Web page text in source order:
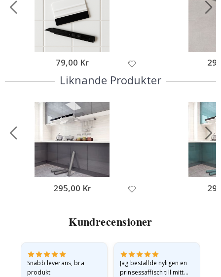
79,00 Kr
Liknande Produkter
295,00 Kr
Kundrecensioner
Snabb leverans, bra
produkt
Jag beställde nyligen en
prinsessaffisch till mitt